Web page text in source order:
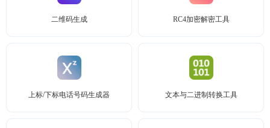
二维码生成 RC4加密解密工具
上标/下标电话号码生成器 文本与二进制转换工具